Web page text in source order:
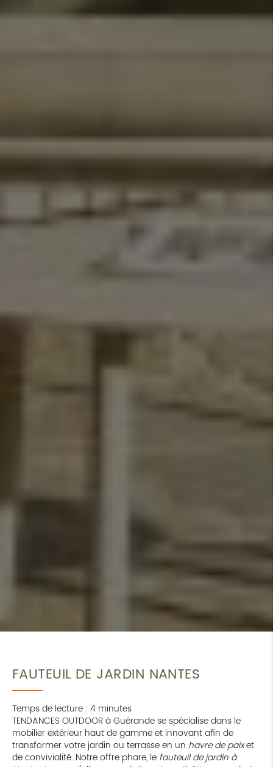
FAUTEUIL DE JARDIN NANTES
Temps de lecture : 4 minutes
TENDANCES OUTDOOR à Guérande se spécialise dans le
mobilier extérieur haut de gamme et innovant afin de
transformer votre jardin ou terrasse en un havre de paixet
de convivialité. Notre offre phare, le fauteuil de jardin à